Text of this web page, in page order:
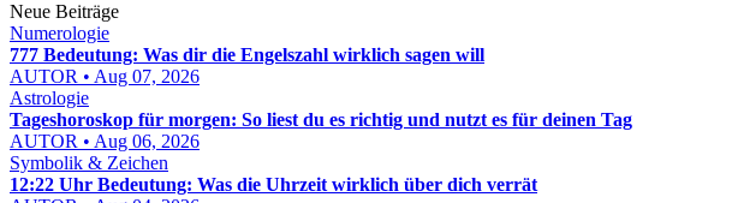
Neue Beiträge
Numerologie
777 Bedeutung: Was dir die Engelszahl wirklich sagen will
AUTOR • Aug 07, 2026
Astrologie
Tageshoroskop für morgen: So liest du es richtig und nutzt es für deinen Tag
AUTOR • Aug 06, 2026
Symbolik & Zeichen
12:22 Uhr Bedeutung: Was die Uhrzeit wirklich über dich verrät